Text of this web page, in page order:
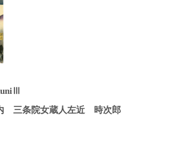
三条院女蔵人左近 時次郎